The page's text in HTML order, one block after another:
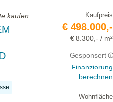
kaufen Kaufpreis
€ 498.000,-
€ 8.300,- / m²
Gesponsert
Finanzierung
berechnen
Wohnfläche